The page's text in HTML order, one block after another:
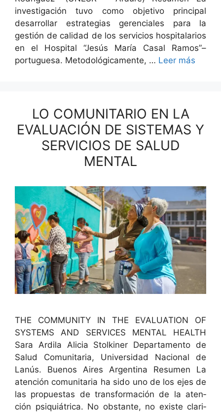
inves­ti­gación tuvo como obje­ti­vo prin­ci­pal
desar­rol­lar estrate­gias geren­ciales para la
gestión de cal­i­dad de los ser­vi­cios hos­pi­ta­lar­ios
en el Hos­pi­tal “Jesús María Casal Ramos”–
portuguesa. Metodológi­ca­mente, … Leer más
LO COMUNITARIO EN LA
EVALUACIÓN DE SISTEMAS Y
SERVICIOS DE SALUD
MENTAL
THE COMMUNITY IN THE EVALUATION OF
SYSTEMS AND SERVICES MENTAL HEALTH
Sara Ardi­la Ali­cia Stolkin­er Depar­ta­men­to de
Salud Comu­ni­taria, Uni­ver­si­dad Nacional de
Lanús. Buenos Aires Argenti­na Resumen La
aten­ción comu­ni­taria ha sido uno de los ejes de
las prop­ues­tas de trans­for­ma­ción de la aten­
ción psiquiátri­ca. No obstante, no existe clar­i­